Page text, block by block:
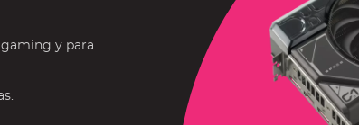
y para